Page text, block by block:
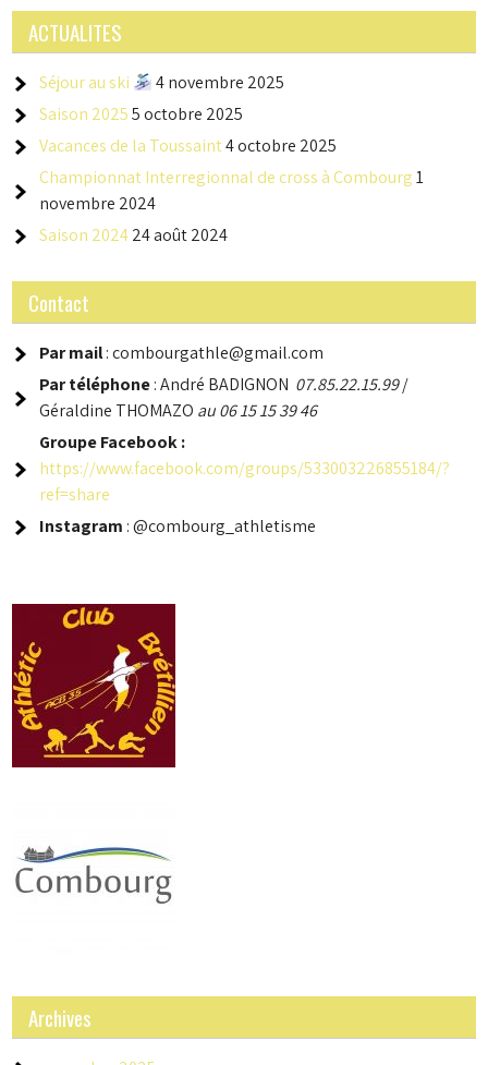
ACTUALITES
Séjour au ski
4 novembre 2025
Saison 2025 5 octobre 2025
Vacances de la Toussaint4 octobre 2025
Championnat Interregionnal de cross à Combourg 1
novembre 2024
Saison 202424 août 2024
Contact
Par mail: combourgathle@gmail.com
Par téléphone: André BADIGNON 07.85.22.15.99/
Géraldine THOMAZO au 06 15 15 39 46
GroupeFacebook :
https://www.facebook.com/groups/533003226855184/?
ref=share
Instagram : @combourg_athletisme
Archives